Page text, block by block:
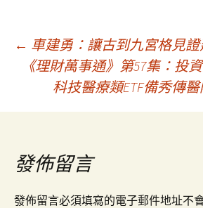
文
導
覽
← 車建勇：讓古到九宮格見證
《理財萬事通》第57集：投
科技醫療類ETF備秀傳
發佈留言
發佈留言必須填寫的電子郵件地址不